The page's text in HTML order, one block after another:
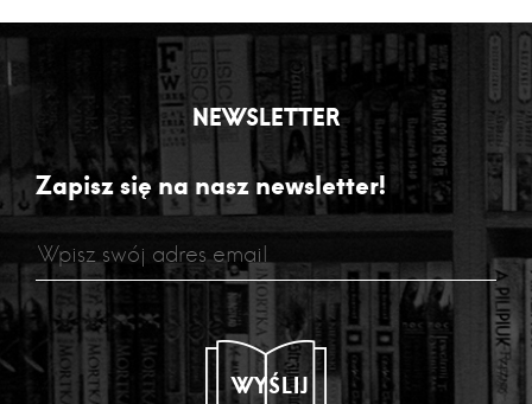
NEWSLETTER
Zapisz się na nasz newsletter!
WYŚLIJ